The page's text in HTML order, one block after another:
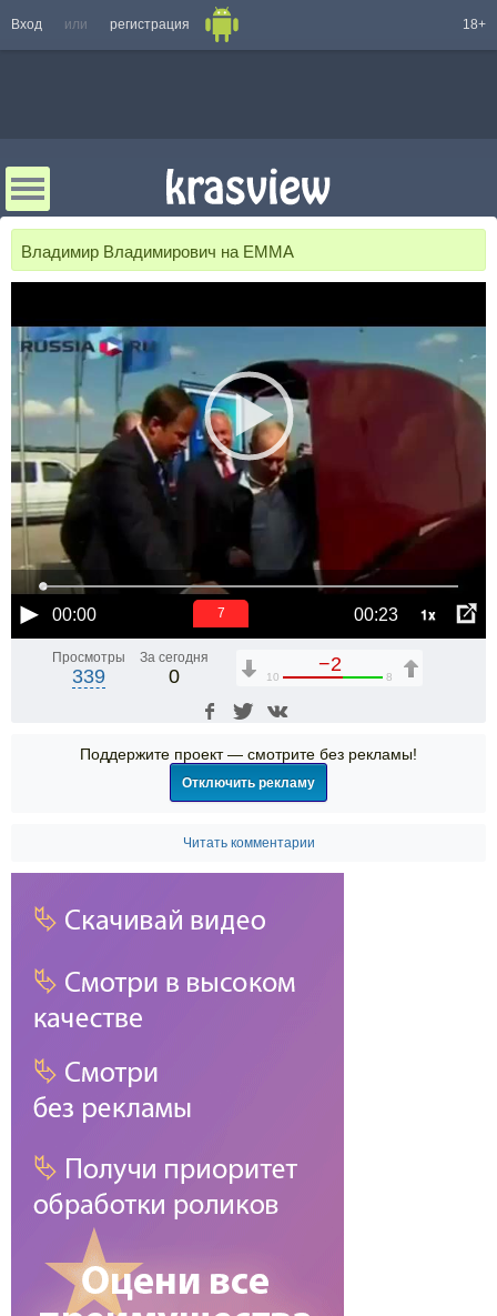
Вход или регистрация 18+
Владимир Владимирович на ЕММА
00:00 00:23 1x
6
Просмотры
339
За сегодня
0
−2
10 8
Поддержите проект — смотрите без рекламы!
Отключить рекламу
Читать комментарии